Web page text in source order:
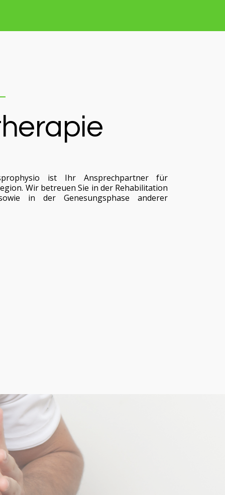
ist Ihr Ansprechpartner für
Wir betreuen Sie in der Rehabilitation
in der Genesungsphase anderer